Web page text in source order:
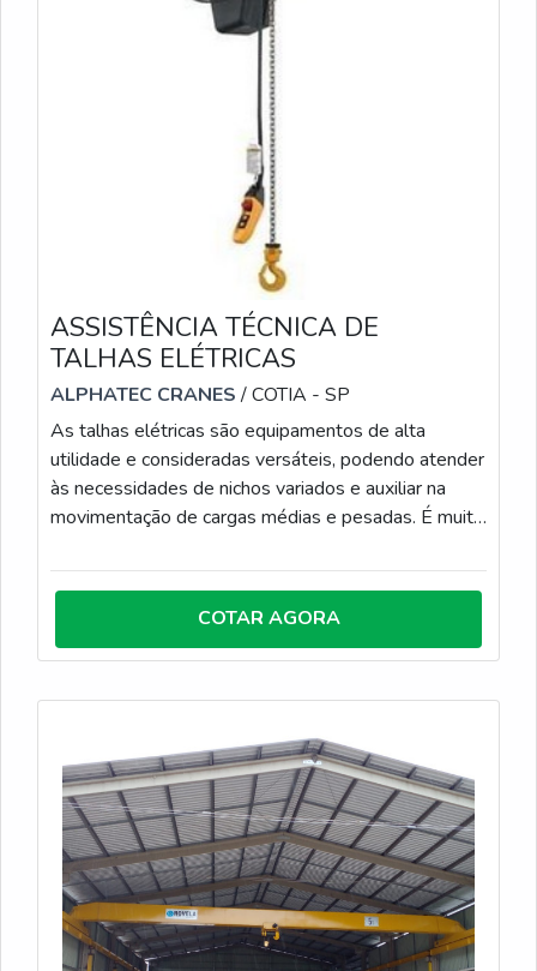
ASSISTÊNCIA TÉCNICA DE
TALHAS ELÉTRICAS
ALPHATEC CRANES/ COTIA - SP
As talhas elétricas são equipamentos de alta
utilidade e consideradas versáteis, podendo atender
às necessidades de nichos variados e auxiliar na
movimentação de cargas médias e pesadas. É muito
elétricas seja prestada por empresas
especializadas, dividindo a manutenção em duas
etapas: Manutenção preventiva: é aplicada com
periodicidade, mesmo que o equipamento ainda não
COTAR AGORA